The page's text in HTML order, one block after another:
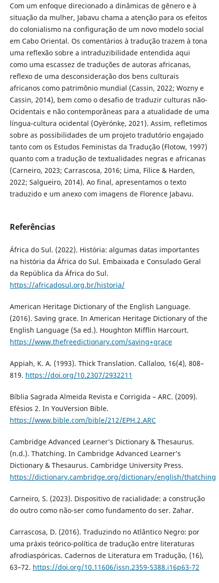
Com um enfoque direcionado a dinâmicas de gênero e à
situação da mulher, Jabavu chama a atenção para os efeitos
do colonialismo na configuração de um novo modelo social
em Cabo Oriental. Os comentários à tradução trazem à tona
uma reflexão sobre a intraduzibilidade entendida aqui
como uma escassez de traduções de autoras africanas,
reflexo de uma desconsideração dos bens culturais
africanos como patrimônio mundial (Cassin, 2022; Wozny e
Cassin, 2014), bem como o desafio de traduzir culturas não-
Ocidentais e não contemporâneas para a atualidade de uma
língua-cultura ocidental (Oyèrónkẹ, 2021). Assim, refletimos
sobre as possibilidades de um projeto tradutório engajado
tanto com os Estudos Feministas da Tradução (Flotow, 1997)
quanto com a tradução de textualidades negras e africanas
(Carneiro, 2023; Carrascosa, 2016; Lima, Filice & Harden,
2022; Salgueiro, 2014). Ao final, apresentamos o texto
traduzido e um anexo com imagens de Florence Jabavu.
Referências
África do Sul. (2022). História: algumas datas importantes
na história da África do Sul. Embaixada e Consulado Geral
da República da África do Sul.
https://africadosul.org.br/historia/
American Heritage Dictionary of the English Language.
(2016). Saving grace. In American Heritage Dictionary of the
English Language (5a ed.). Houghton Mifflin Harcourt.
https://www.thefreedictionary.com/saving+grace
Appiah, K. A. (1993). Thick Translation. Callaloo, 16(4), 808–
819. https://doi.org/10.2307/2932211
Bíblia Sagrada Almeida Revista e Corrigida – ARC. (2009).
Efésios 2. In YouVersion Bible.
https://www.bible.com/bible/212/EPH.2.ARC
Cambridge Advanced Learner’s Dictionary & Thesaurus.
(n.d.). Thatching. In Cambridge Advanced Learner’s
Dictionary & Thesaurus. Cambridge University Press.
https://dictionary.cambridge.org/dictionary/english/thatching
Carneiro, S. (2023). Dispositivo de racialidade: a construção
do outro como não-ser como fundamento do ser. Zahar.
Carrascosa, D. (2016). Traduzindo no Atlântico Negro: por
uma práxis teórico-política de tradução entre literaturas
afrodiaspóricas. Cadernos de Literatura em Tradução, (16),
63–72. https://doi.org/10.11606/issn.2359-5388.i16p63-72